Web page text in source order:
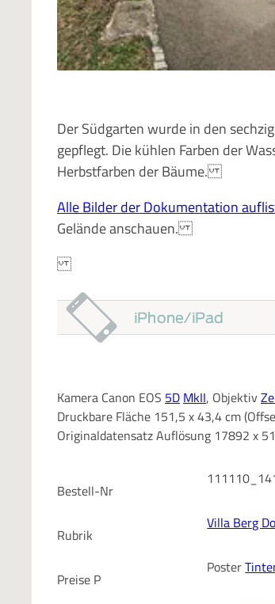
Der Südgarten wurde in den
gepflegt. Die kühlen Farben der
Herbstfarben der Bäume.
Alle Bilder der Dokumentation
Gelände anschauen.
Kamera Canon EOS 5D MkII, Objektiv
Druckbare Fläche 151,5 x 43,4 cm
Originaldatensatz Auflösung 17892 x
Bestell-Nr
Rubrik
Villa Berg
Preise P
Poster